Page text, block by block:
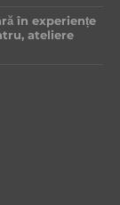
în experiențe
ateliere